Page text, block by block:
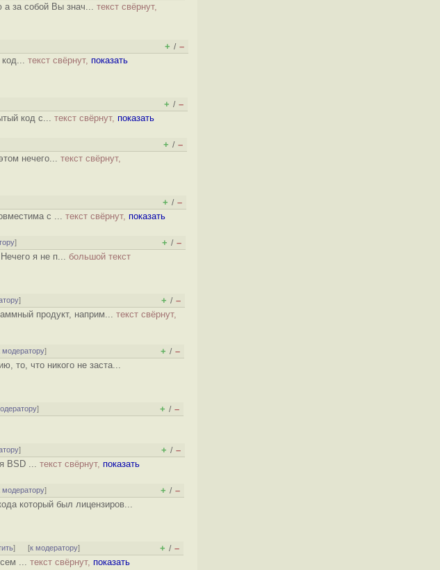
а за собой Вы знач... текст свёрнут,
+ / –
текст свёрнут, показать
+ / –
код с... текст свёрнут, показать
+ / –
нечего... текст свёрнут,
+ / –
с ... текст свёрнут, показать
] + / –
я не п... большой текст
] + / –
продукт, наприм... текст свёрнут,
модератору] + / –
то, что никого не заста...
] + / –
] + / –
BSD ... текст свёрнут, показать
модератору] + / –
который был лицензиров...
] [к модератору] + / –
... текст свёрнут, показать